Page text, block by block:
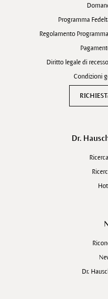
Programma
Regolamento
Diritto legale di
Condizioni
Dr.
Dr.